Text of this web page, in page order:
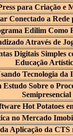
para Criação e
Conectado a
Edilim Como
Através de
Digitais Simples
Educação
Tecnologia
Sobre o
Semipresencial
Hot Potatoes
no Mercado
Aplicação da CTS